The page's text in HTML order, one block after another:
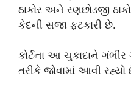
ઠાકોર અને રણછોડજી
કેદની સજા ફટકારી છે.
કોર્ટના આ ચુકાદાને
તરીકે જોવામાં આવી રહ્યો